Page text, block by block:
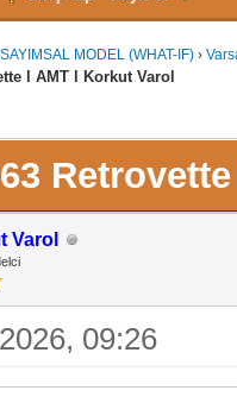
MODEL (WHAT-IF) ›
l AMT l Korkut Varol
Varol
09:26